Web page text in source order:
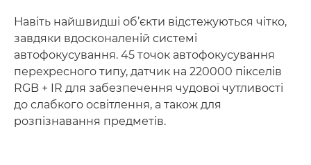
Навіть найшвидші об’єкти відстежуються чітко,
завдяки вдосконаленій системі
автофокусування. 45 точок автофокусування
перехресного типу, датчик на 220000 пікселів
RGB + IR для забезпечення чудової чутливості
до слабкого освітлення, а також для
розпізнавання предметів.